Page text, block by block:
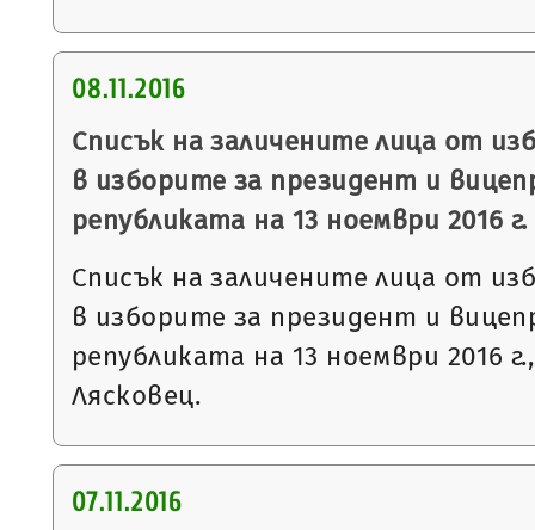
08.11.2016
Списък на заличените лица от
в изборите за президент и
републиката на 13 ноември 2016 г.
Списък на заличените лица от
в изборите за президент и
републиката на 13 ноември 2016
Лясковец.
07.11.2016